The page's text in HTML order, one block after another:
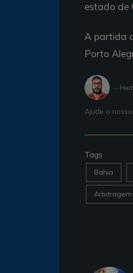
estado de
A partida
Porto
-
Ajude o
Tags
Bahia
Arbitragem